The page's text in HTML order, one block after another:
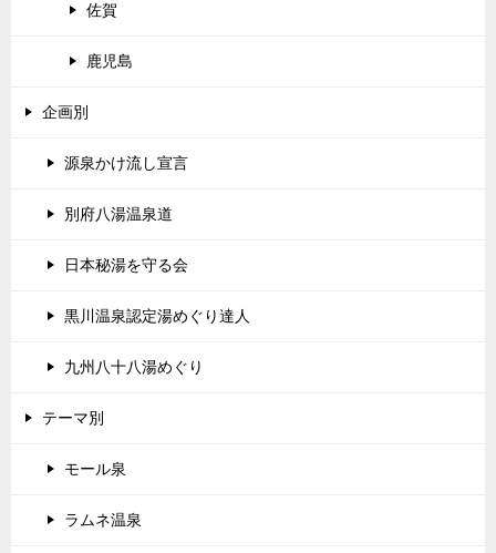
佐賀
鹿児島
企画別
源泉かけ流し宣言
別府八湯温泉道
日本秘湯を守る会
黒川温泉認定湯めぐり達人
九州八十八湯めぐり
テーマ別
モール泉
ラムネ温泉